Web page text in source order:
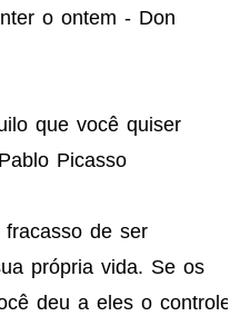
o ontem - Don
que você quiser
Picasso
de ser
própria vida. Se os
deu a eles o controle